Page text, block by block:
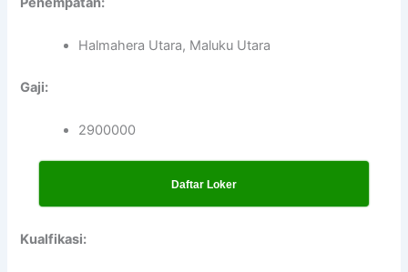
Halmahera Utara, Maluku Utara
Gaji:
2900000
Daftar Loker
Kualfikasi: